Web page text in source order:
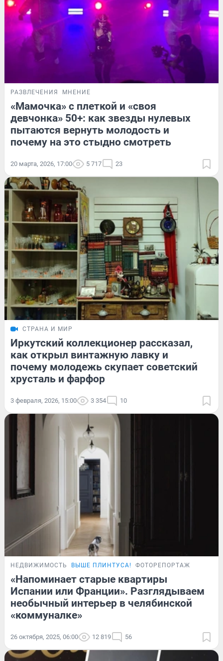
РАЗВЛЕЧЕНИЯ МНЕНИЕ
«Мамочка» с плеткой и «своя
девчонка» 50+: как звезды нулевых
пытаются вернуть молодость и
почему на это стыдно смотреть
20 марта, 2026, 17:00 5 717 23
СТРАНА И МИР
Иркутский коллекционер рассказал,
как открыл винтажную лавку и
почему молодежь скупает советский
хрусталь и фарфор
3 февраля, 2026, 15:00 3 354 10
НЕДВИЖИМОСТЬ ВЫШЕ ПЛИНТУСА! ФОТОРЕПОРТАЖ
«Напоминает старые квартиры
Испании или Франции». Разглядываем
необычный интерьер в челябинской
«коммуналке»
26 октября, 2025, 06:00 12 819 56